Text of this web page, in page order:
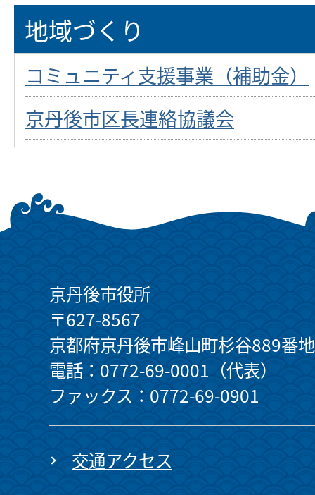
地域づくり
コミュニティ支援事業（補助金）
京丹後市区長連絡協議会
京丹後市役所
〒627-8567
京都府京丹後市峰山町杉谷889番地
電話：0772-69-0001（代表）
ファックス：0772-69-0901
交通アクセス